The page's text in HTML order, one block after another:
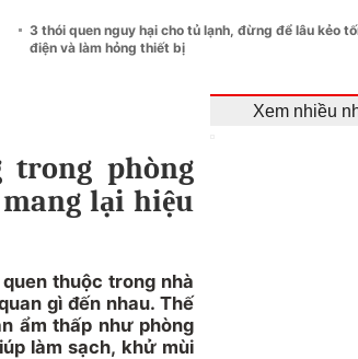
3 thói quen nguy hại cho tủ lạnh, đừng để lâu kẻo
điện và làm hỏng thiết bị
phòng
lại hiệu
thuộc trong nhà
gì đến nhau. Thế
ẩm thấp như phòng
làm sạch, khử mùi
Xem nhiều